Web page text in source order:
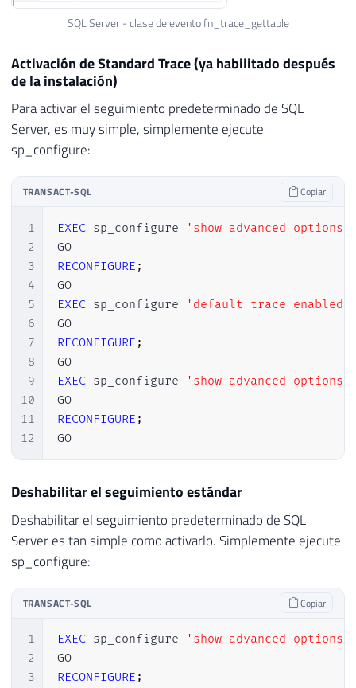
SQL Server - clase de evento fn_trace_gettable
Activación de Standard Trace (ya habilitado después
de la instalación)
Para activar el seguimiento predeterminado de SQL
Server, es muy simple, simplemente ejecute
sp_configure:
TRANSACT-SQL Copiar
1
2
3
4
5
6
7
8
9
10
11
12
EXEC sp_configure 'show advanced options'
GO
RECONFIGURE ;
GO
EXEC sp_configure 'default trace enabled'
GO
RECONFIGURE ;
GO
EXEC sp_configure 'show advanced options'
GO
RECONFIGURE ;
GO
Deshabilitar el seguimiento estándar
Deshabilitar el seguimiento predeterminado de SQL
Server es tan simple como activarlo. Simplemente ejecute
sp_configure:
TRANSACT-SQL Copiar
1
2
3
EXEC sp_configure 'show advanced options'
GO
RECONFIGURE ;